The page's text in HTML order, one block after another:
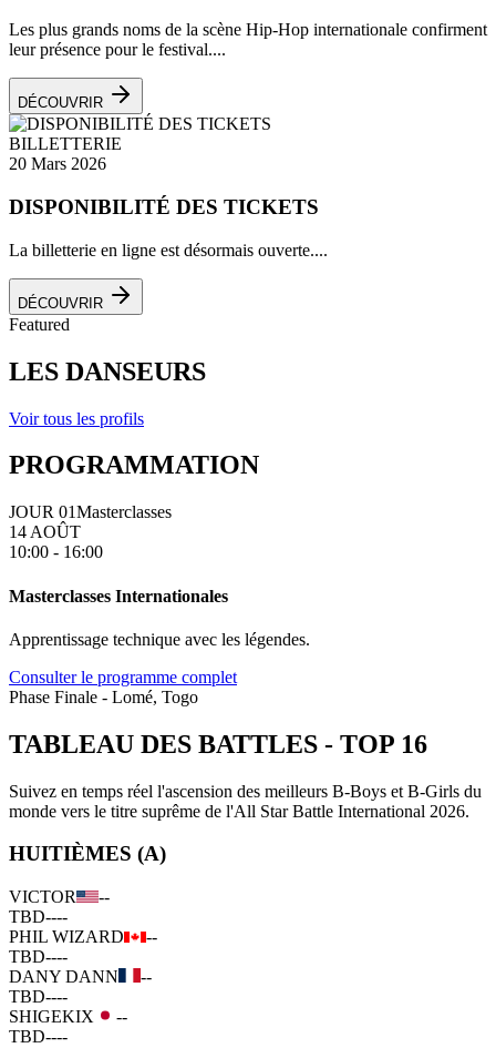
Les plus grands noms de la scène Hip-Hop internationale confirment
leur présence pour le festival....
DÉCOUVRIR
BILLETTERIE
20 Mars 2026
DISPONIBILITÉ DES TICKETS
La billetterie en ligne est désormais ouverte....
DÉCOUVRIR
Featured
LES DANSEURS
Voir tous les profils
PROGRAMMATION
JOUR 01Masterclasses
14 AOÛT
10:00 - 16:00
Masterclasses Internationales
Apprentissage technique avec les légendes.
Consulter le programme complet
Phase Finale - Lomé, Togo
TABLEAU DES BATTLES - TOP 16
Suivez en temps réel l'ascension des meilleurs B-Boys et B-Girls du
monde vers le titre suprême de l'All Star Battle International 2026.
HUITIÈMES (A)
VICTOR
--
TBD----
PHIL WIZARD
--
TBD----
DANY DANN
--
TBD----
SHIGEKIX
--
TBD----